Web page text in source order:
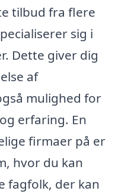
tilbud fra flere
sig i
Dette giver dig
af
mulighed for
erfaring. En
firmaer på er
hvor du kan
fagfolk, der kan